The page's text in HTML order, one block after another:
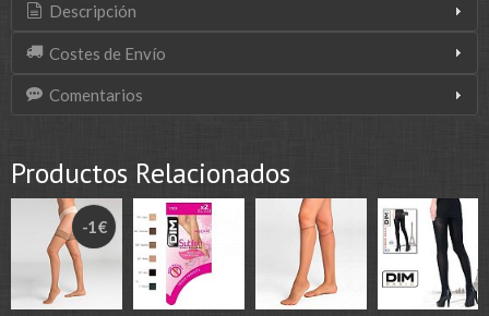
Descripción
Costes de Envío
Comentarios
Productos Relacionados
-1 €